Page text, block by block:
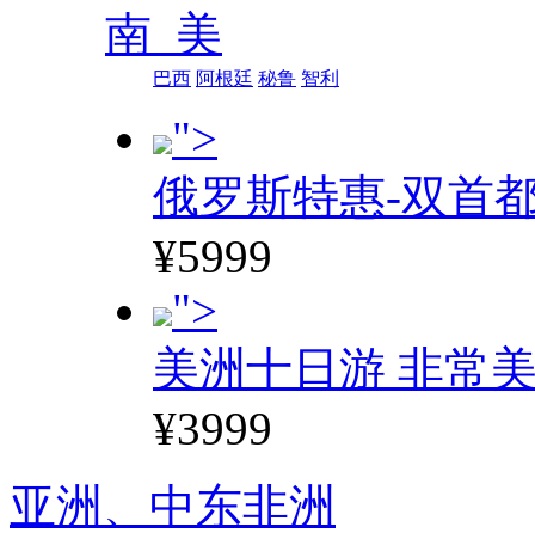
南 美
巴西 阿根廷 秘鲁 智利
">
俄罗斯特惠-双首
¥5999
">
美洲十日游 非常
¥3999
亚洲、 中东非洲